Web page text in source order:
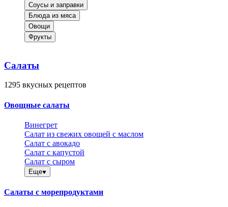
Соусы и заправки
Блюда из мяса
Овощи
Фрукты
Салаты
1295 вкусных рецептов
Овощные салаты
Винегрет
Салат из свежих овощей с маслом
Салат с авокадо
Салат с капустой
Салат с сыром
Еще
Салаты с морепродуктами